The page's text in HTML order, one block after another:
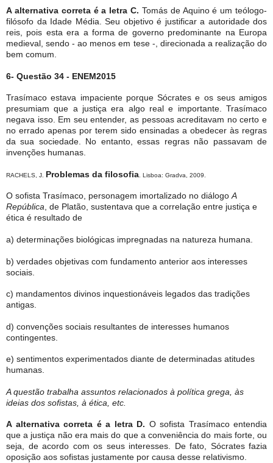
A alternativa correta é a letra C. Tomás de Aquino é um teólogo-
filósofo da Idade Média. Seu objetivo é justificar a autoridade dos
reis, pois esta era a forma de governo predominante na Europa
medieval, sendo - ao menos em tese -, direcionada a realização do
bem comum.
6- Questão 34 - ENEM2015
Trasímaco estava impaciente porque Sócrates e os seus amigos
presumiam que a justiça era algo real e importante. Trasímaco
negava isso. Em seu entender, as pessoas acreditavam no certo e
no errado apenas por terem sido ensinadas a obedecer às regras
da sua sociedade. No entanto, essas regras não passavam de
invenções humanas.
RACHELS, J. Problemas da filosofia . Lisboa: Gradva, 2009.
O sofista Trasímaco, personagem imortalizado no diálogoA
República, de Platão, sustentava que a correlação entre justiça e
ética é resultado de
a) determinações biológicas impregnadas na natureza humana.
b) verdades objetivas com fundamento anterior aos interesses
sociais.
c) mandamentos divinos inquestionáveis legados das tradições
antigas.
d) convenções sociais resultantes de interesses humanos
contingentes.
e) sentimentos experimentados diante de determinadas atitudes
humanas.
A questão trabalha assuntos relacionados à política grega, às
ideias dos sofistas, à ética, etc.
A alternativa correta é a letra D. O sofista Trasímaco entendia
que a justiça não era mais do que a conveniência do mais forte, ou
seja, de acordo com os seus interesses. De fato, Sócrates fazia
oposição aos sofistas justamente por causa desse relativismo.